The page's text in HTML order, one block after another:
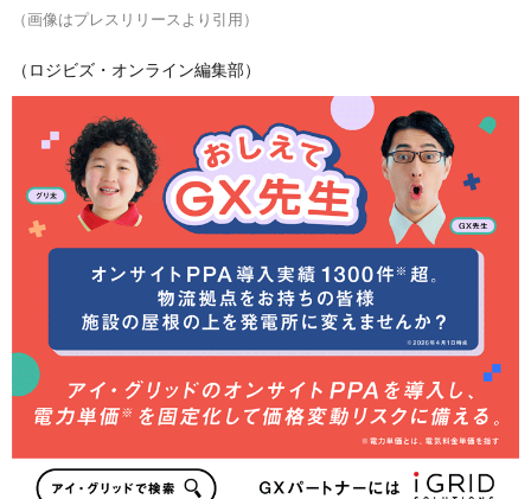
（画像はプレスリリースより引用）
（ロジビズ・オンライン編集部）